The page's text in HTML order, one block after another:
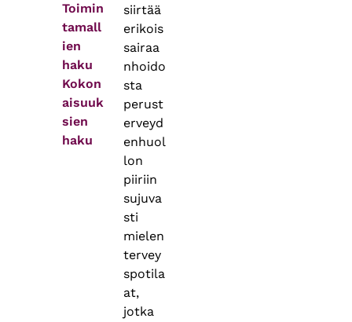
Toimin
tamall
ien
haku
Kokon
aisuuk
sien
haku
siirtää
erikois
sairaa
nhoido
sta
perust
erveyd
enhuol
lon
piiriin
sujuva
sti
mielen
tervey
spotila
at,
jotka